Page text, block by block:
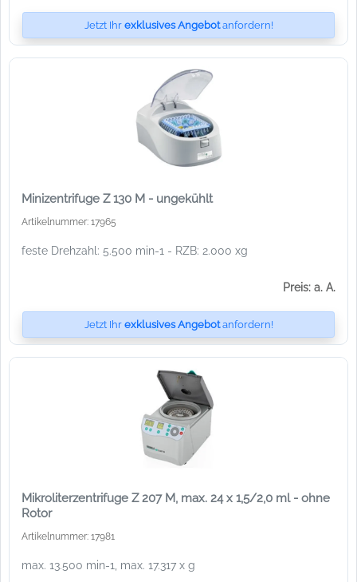
Jetzt Ihr exklusives Angebotanfordern!
Minizentrifuge Z 130 M - ungekühlt
Artikelnummer: 17965
feste Drehzahl: 5.500 min-1 - RZB: 2.000 xg
Preis: a. A.
Jetzt Ihr exklusives Angebotanfordern!
Mikroliterzentrifuge Z 207 M, max. 24 x 1,5/2,0 ml - ohne
Rotor
Artikelnummer: 17981
max. 13.500 min-1, max. 17.317 x g